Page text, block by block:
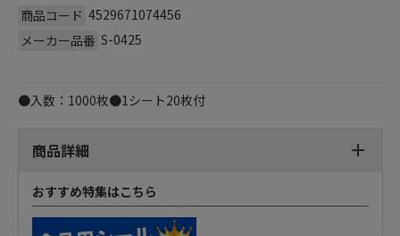
商品コード 4529671074456
メーカー品番 S-0425
●入数：1000枚●1シート20枚付
商品詳細
おすすめ特集はこちら